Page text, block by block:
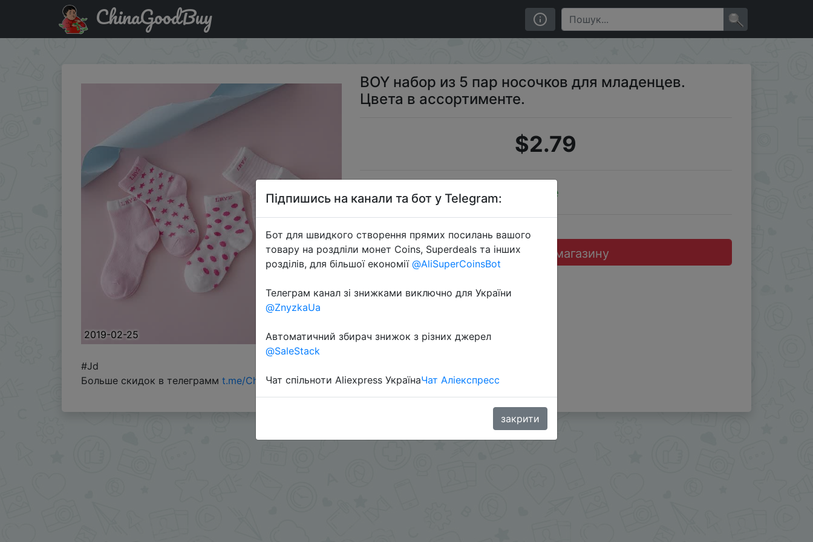
Придбати BOY набор из 5 пар носочков для младенцев. Цвета в ассортименте.
ChinaGoodBuy
2019-02-25
BOY набор из 5 пар носочков для младенцев.
Цвета в ассортименте.
$2.79
Sale
Перейти до магазину
#Jd
Больше скидок в телеграмм t.me/ChinaGoodBuy
Підпишись на канали та бот у Telegram:
Бот для швидкого створення прямих посилань вашого
товару на роздліли монет Coins, Superdeals та інших
розділів, для більшої економії @AliSuperCoinsBot
Телеграм канал зі знижками виключно для України
@ZnyzkaUa
Автоматичний збирач знижок з різних джерел
@SaleStack
Чат спільноти Aliexpress УкраїнаЧат Аліекспресс
закрити